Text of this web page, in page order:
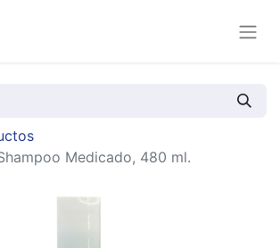
Medicado, 480 ml.